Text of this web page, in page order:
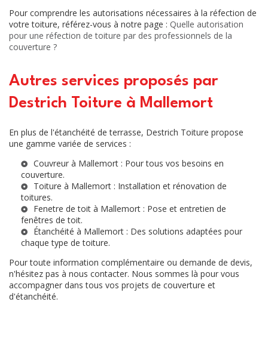
Pour comprendre les autorisations nécessaires à la réfection de
votre toiture, référez-vous à notre page : Quelle autorisation
pour une réfection de toiture par des professionnels de la
couverture ?
Autres services proposés par
Destrich Toiture à Mallemort
En plus de l'étanchéité de terrasse, Destrich Toiture propose
une gamme variée de services :
Couvreur à Mallemort : Pour tous vos besoins en
couverture.
Toiture à Mallemort : Installation et rénovation de
toitures.
Fenetre de toit à Mallemort : Pose et entretien de
fenêtres de toit.
Étanchéité à Mallemort : Des solutions adaptées pour
chaque type de toiture.
Pour toute information complémentaire ou demande de devis,
n'hésitez pas à nous contacter. Nous sommes là pour vous
accompagner dans tous vos projets de couverture et
d'étanchéité.